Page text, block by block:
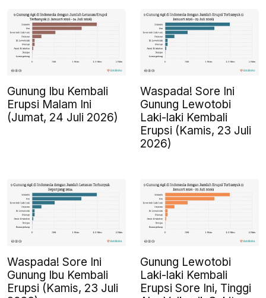
Gunung Ibu Kembali
Erupsi Malam Ini
(Jumat, 24 Juli 2026)
Waspada! Sore Ini
Gunung Lewotobi
Laki-laki Kembali
Erupsi (Kamis, 23 Juli
2026)
Waspada! Sore Ini
Gunung Ibu Kembali
Erupsi (Kamis, 23 Juli
Gunung Lewotobi
Laki-laki Kembali
Erupsi Sore Ini, Tinggi